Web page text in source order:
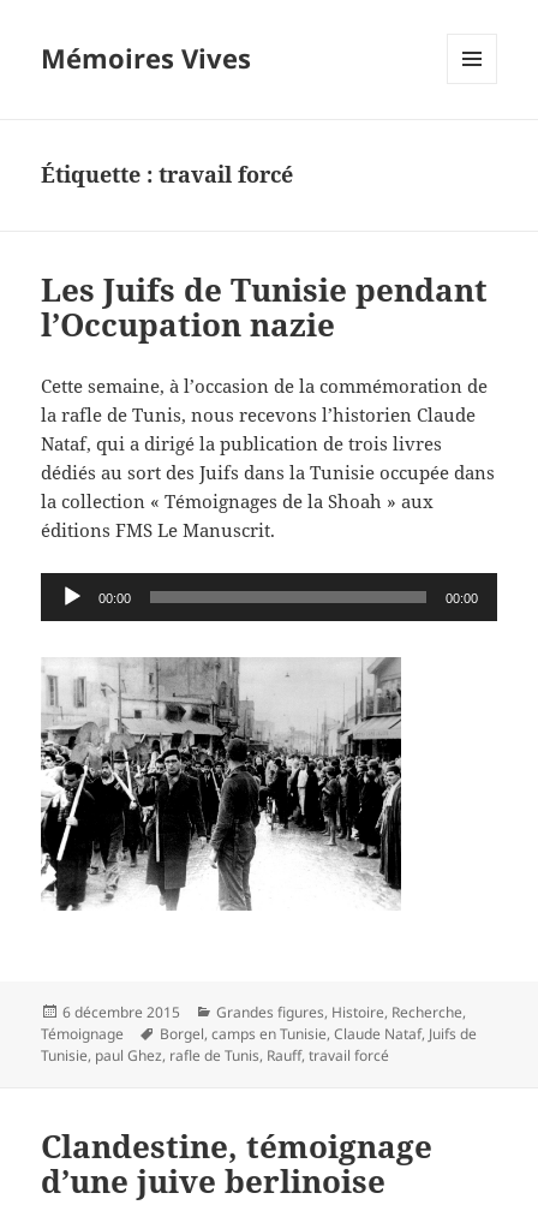
Mémoires Vives
Étiquette :travail forcé
Les Juifs de Tunisie pendant
l’Occupation nazie
Cette semaine, à l’occasion de la commémoration de
la rafle de Tunis, nous recevons l’historien Claude
Nataf, qui a dirigé la publication de trois livres
dédiés au sort des Juifs dans la Tunisie occupée dans
la collection « Témoignages de la Shoah » aux
éditions FMS Le Manuscrit.
Lecteur
audio
00:00 00:00
Publié
le
6 décembre 2015 Catégories
Grandes figures, Histoire, Recherche,
Témoignage
Mots-
clés
Borgel,camps en Tunisie,Claude Nataf, Juifs de
Tunisie, paul Ghez, rafle de Tunis, Rauff,travail forcé
Clandestine, témoignage
d’une juive berlinoise